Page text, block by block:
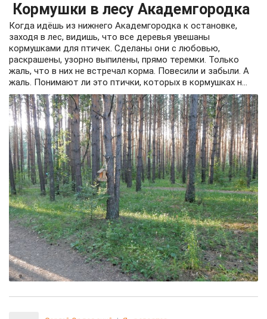
Кормушки в лесу Академгородка
Когда идёшь из нижнего Академгородка к остановке,
заходя в лес, видишь, что все деревья увешаны
кормушками для птичек. Сделаны они с любовью,
раскрашены, узорно выпилены, прямо теремки. Только
жаль, что в них не встречал корма. Повесили и забыли. А
жаль. Понимают ли это птички, которых в кормушках н...